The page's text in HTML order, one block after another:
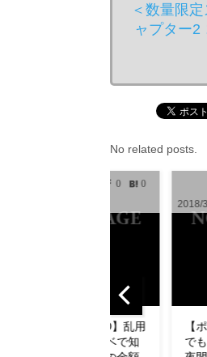
＜数量限
ャプター2
No related posts.
0 0
【ポケモンGO】日本
でもくる？ドイツで